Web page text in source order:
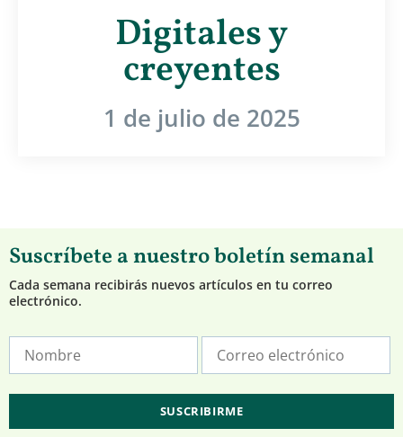
Digitales y
creyentes
1 de julio de 2025
Suscríbete a nuestro boletín semanal
Cada semana recibirás nuevos artículos en tu correo
electrónico.